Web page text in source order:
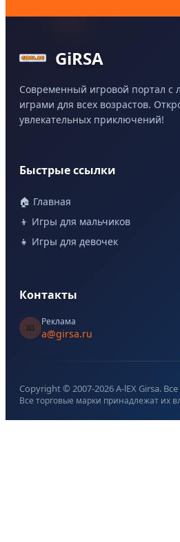
GiRSA
Современный игровой портал с
играми для всех возрастов.
увлекательных приключений!
Быстрые ссылки
🏠 Главная
👦 Игры для мальчиков
👧 Игры для девочек
Контакты
📧
Реклама
a@girsa.ru
Copyright © 2007-2026A-lEX Girsa.
Все торговые марки принадлежат их